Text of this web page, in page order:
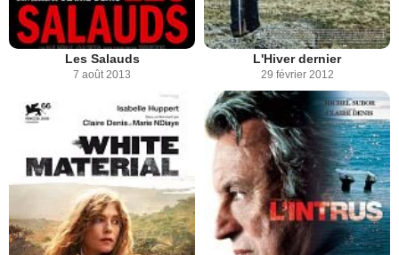
Les Salauds
7 août 2013
L'Hiver dernier
29 février 2012